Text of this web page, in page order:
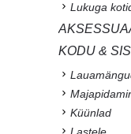
Lukuga
KODU &
Küünlad